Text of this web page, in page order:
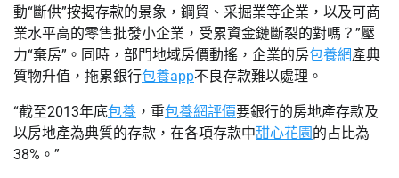
動“斷供”按揭存款的景象，鋼貿、采掘業等企業，以及可商
業水平高的零售批發小企業，受累資金鏈斷裂的對嗎？”壓
力“棄房”。同時，部門地域房價動搖，企業的房包養網產典
質物升值，拖累銀行包養app不良存款難以處理。
“截至2013年底包養 ，重包養網評價要銀行的房地產存款及
以房地產為典質的存款，在各項存款中甜心花園的占比為
38%。”